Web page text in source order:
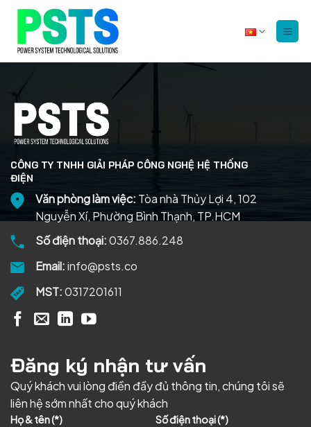
dung
CÔNG TY TNHH GIẢI PHÁP CÔNG NGHỆ HỆ THỐNG
ĐIỆN
Văn phòng làm việc: Tòa nhà Thủy Lợi 4, 102
Nguyễn Xí, Phường Bình Thạnh, TP.HCM
Số điện thoại:0367.886.248
Email:info@psts.co
MST:0317201611
Đăng ký nhận tư vấn
Quý khách vui lòng điền đầy đủ thông tin, chúng tôi sẽ
liên hệ sớm nhất cho quý khách
Họ & tên (*) Số điện thoại (*)